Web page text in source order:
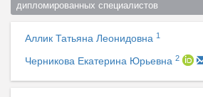
дипломированных специалистов
Аллик Татьяна Леонидовна 1
Черникова Екатерина Юрьевна 2